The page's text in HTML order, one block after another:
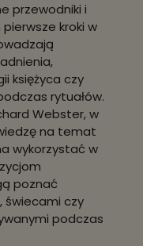
przewodniki i
kroki w
księżyca czy
rytuałów.
Webster, w
na temat
wykorzystać w
poznać
świecami czy
podczas